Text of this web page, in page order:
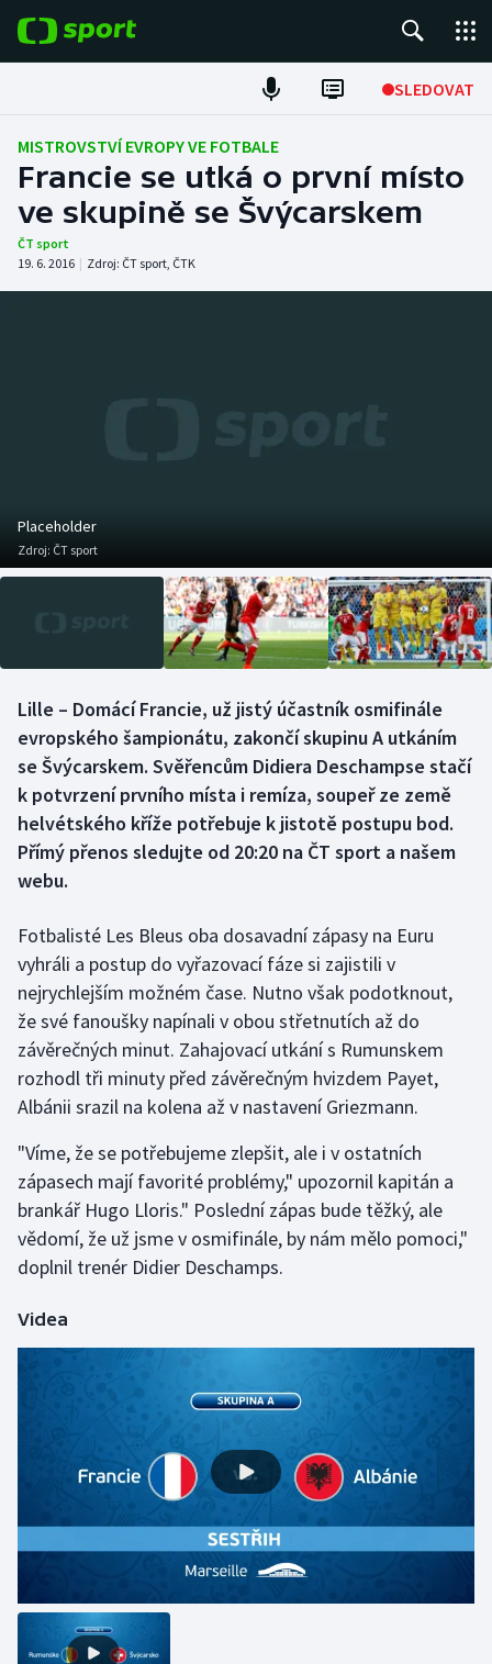
SLEDOVAT
Fotbal
Hokej
Tenis
Atletika
Basketbal
Boby a skeleton
Box
Curling
Dostihy
Florbal
Futsal
Golf
Gymnastika
Házená
Jezdectví
Judo
Krasobruslení
Lyže a snowboard
Plavání
Historické návraty
Aplikace ČT sport
AZ kvíz
MISTROVSTVÍ EVROPY VE FOTBALE
Francie se utká o první místo
ve skupině se Švýcarskem
ČT sport
19. 6. 2016 | Zdroj: ČT sport, ČTK
Placeholder
Zdroj: ČT sport
Lille – Domácí Francie, už jistý účastník osmifinále
evropského šampionátu, zakončí skupinu A utkáním
se Švýcarskem. Svěřencům Didiera Deschampse stačí
k potvrzení prvního místa i remíza, soupeř ze země
helvétského kříže potřebuje k jistotě postupu bod.
Přímý přenos sledujte od 20:20 na ČT sport a našem
webu.
Fotbalisté Les Bleus oba dosavadní zápasy na Euru
vyhráli a postup do vyřazovací fáze si zajistili v
nejrychlejším možném čase. Nutno však podotknout,
že své fanoušky napínali v obou střetnutích až do
závěrečných minut. Zahajovací utkání s Rumunskem
rozhodl tři minuty před závěrečným hvizdem Payet,
Albánii srazil na kolena až v nastavení Griezmann.
"Víme, že se potřebujeme zlepšit, ale i v ostatních
zápasech mají favorité problémy," upozornil kapitán a
brankář Hugo Lloris." Poslední zápas bude těžký, ale
vědomí, že už jsme v osmifinále, by nám mělo pomoci,"
doplnil trenér Didier Deschamps.
Videa